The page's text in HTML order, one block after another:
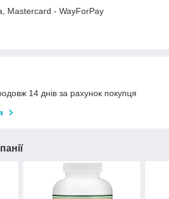
Mastercard - WayForPay
14 днів за рахунок покупця